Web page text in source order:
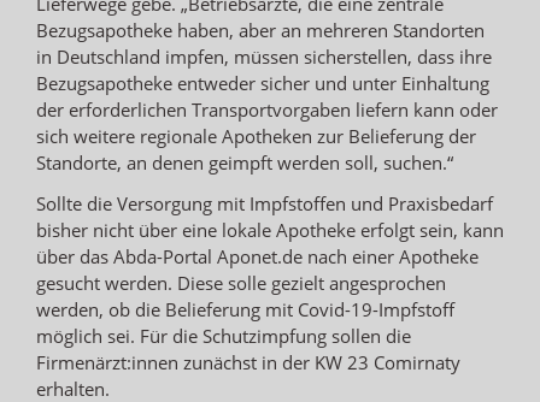
Bezugsapotheke haben, aber an mehreren Standorten
in Deutschland impfen, müssen sicherstellen, dass ihre
Bezugsapotheke entweder sicher und unter Einhaltung
der erforderlichen Transportvorgaben liefern kann oder
sich weitere regionale Apotheken zur Belieferung der
Standorte, an denen geimpft werden soll, suchen.“
Sollte die Versorgung mit Impfstoffen und Praxisbedarf
bisher nicht über eine lokale Apotheke erfolgt sein, kann
über das Abda-Portal Aponet.de nach einer Apotheke
gesucht werden. Diese solle gezielt angesprochen
werden, ob die Belieferung mit Covid-19-Impfstoff
möglich sei. Für die Schutzimpfung sollen die
Firmenärzt:innen zunächst in der KW 23 Comirnaty
erhalten.